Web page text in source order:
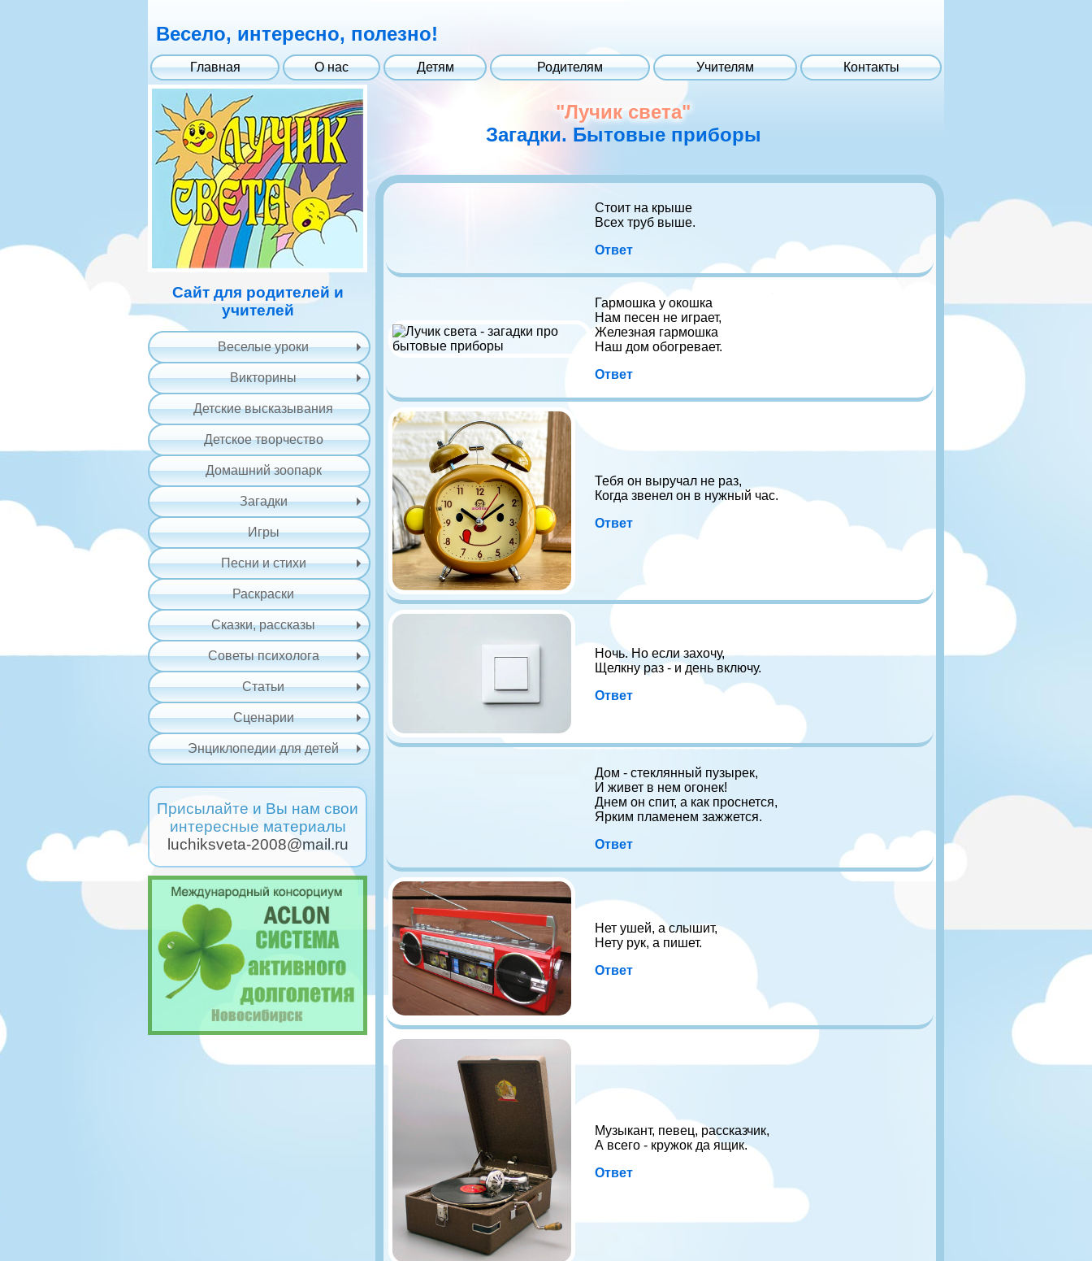
Весело, интересно, полезно!
Главная О нас Детям Родителям Учителям Контакты
Сайт для родителей и
учителей
Веселые уроки
Викторины
Детские высказывания
Детское творчество
Домашний зоопарк
Загадки
Игры
Песни и стихи
Раскраски
Сказки, рассказы
Советы психолога
Статьи
Сценарии
Энциклопедии для детей
Присылайте и Вы нам свои
интересные материалы
luchiksveta-2008@mail.ru
"Лучик света"
Загадки. Бытовые приборы
Стоит на крыше
Всех труб выше.
Ответ
Гармошка у окошка
Нам песен не играет,
Железная гармошка
Наш дом обогревает.
Ответ
Тебя он выручал не раз,
Когда звенел он в нужный час.
Ответ
Ночь. Но если захочу,
Щелкну раз - и день включу.
Ответ
Дом - стеклянный пузырек,
И живет в нем огонек!
Днем он спит, а как проснется,
Ярким пламенем зажжется.
Ответ
Нет ушей, а слышит,
Нету рук, а пишет.
Ответ
Музыкант, певец, рассказчик,
А всего - кружок да ящик.
Ответ